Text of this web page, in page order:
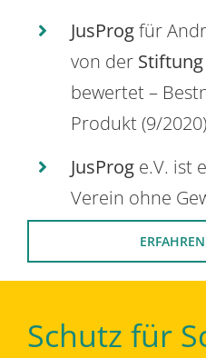
JusProgfür
von der
bewertet –
Produkt (9/2020)
JusProg e.V. ist
Verein ohne
Schutz für